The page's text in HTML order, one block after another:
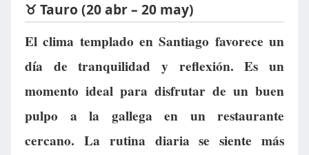
♉ Tauro (20 abr – 20 may)
El clima templado en Santiago favorece un
día de tranquilidad y reflexión. Es un
momento ideal para disfrutar de un buen
pulpo a la gallega en un restaurante
cercano. La rutina diaria se siente más